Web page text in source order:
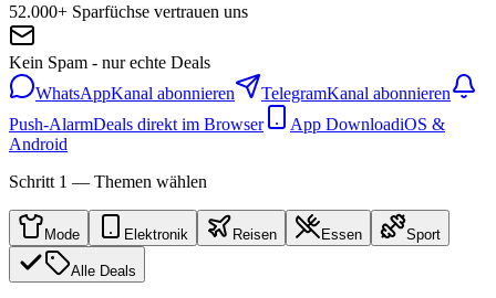
52.000+ Sparfüchse vertrauen uns
Kein Spam - nur echte Deals
WhatsAppKanal abonnieren TelegramKanal abonnieren
Push-AlarmDeals direkt im Browser App DownloadiOS &
Android
Schritt 1 — Themen wählen
Mode Elektronik Reisen Essen Sport
Alle Deals